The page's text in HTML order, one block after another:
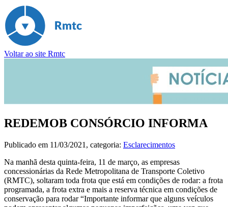
Voltar ao site Rmtc
REDEMOB CONSÓRCIO INFORMA
Publicado em 11/03/2021 , categoria: Esclarecimentos
Na manhã desta quinta-feira, 11 de março, as empresas
concessionárias da Rede Metropolitana de Transporte Coletivo
(RMTC), soltaram toda frota que está em condições de rodar: a frota
programada, a frota extra e mais a reserva técnica em condições de
conservação para rodar “Importante informar que alguns veículos